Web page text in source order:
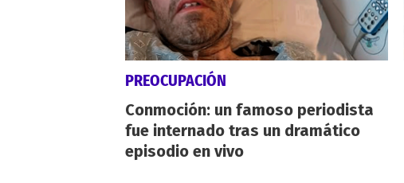
PREOCUPACIÓN
Conmoción: un famoso periodista
fue internado tras un dramático
episodio en vivo